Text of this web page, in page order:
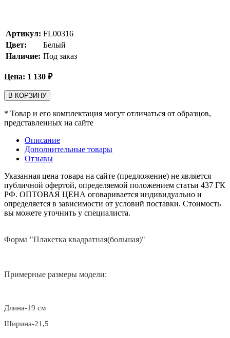
Артикул: FL00316
Цвет:
Белый
Наличие: Под заказ
Цена: 1 130 ₽
В КОРЗИНУ
* Товар и его комплектация могут отличаться от образцов,
представленных на сайте
Описание
Дополнительные товары
Отзывы
Указанная цена товара на сайте (предложение) не является
публичной офертой, определяемой положением статьи 437 ГК
РФ. ОПТОВАЯ ЦЕНА оговаривается индивидуально и
определяется в зависимости от условий поставки. Стоимость
вы можете уточнить у специалиста.
Форма "Плакетка квадратная(большая)"
Примерные размеры модели:
Длина-19 см
Ширина-21,5